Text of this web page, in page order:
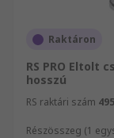
Raktáron
RS PRO Eltolt
hosszú
RS raktári szám
Részösszeg (1